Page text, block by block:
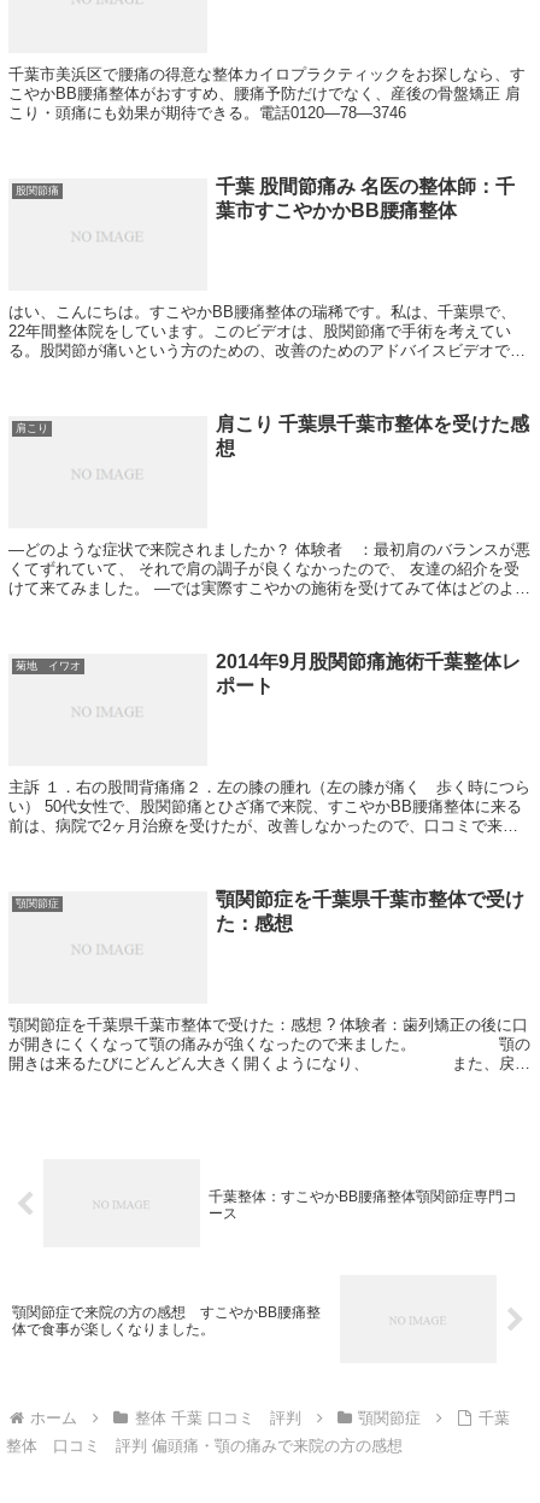
千葉市美浜区で腰痛の得意な整体カイロプラクティックをお探しなら、す
こやかBB腰痛整体がおすすめ、腰痛予防だけでなく、産後の骨盤矯正 肩
こり・頭痛にも効果が期待できる。電話0120―78―3746
股関節痛
千葉 股間節痛み 名医の整体師：千
葉市すこやかかBB腰痛整体
はい、こんにちは。すこやかBB腰痛整体の瑞稀です。私は、千葉県で、
22年間整体院をしています。このビデオは、股関節痛で手術を考えてい
る。股関節が痛いという方のための、改善のためのアドバイスビデオで
肩こり
肩こり 千葉県千葉市整体を受けた感
想
―どのような症状で来院されましたか？ 体験者 ：最初肩のバランスが悪
くてずれていて、 それで肩の調子が良くなかったので、 友達の紹介を受
けて来てみました。 ―では実際すこやかの施術を受けてみて体はどのよう
菊地 イワオ
2014年9月股関節痛施術千葉整体レ
ポート
主訴 １．右の股間背痛痛２．左の膝の腫れ（左の膝が痛く 歩く時につら
い） 50代女性で、股関節痛とひざ痛で来院、すこやかBB腰痛整体に来る
前は、病院で2ヶ月治療を受けたが、改善しなかったので、口コミで来院
顎関節症
顎関節症を千葉県千葉市整体で受け
た：感想
顎関節症を千葉県千葉市整体で受けた：感想 ? 体験者：歯列矯正の後に口
が開きにくくなって顎の痛みが強くなったので来ました。 顎の
開きは来るたびにどんどん大きく開くようになり、 また、戻っ
千葉整体：すこやかBB腰痛整体顎関節症専門コ
ース
顎関節症で来院の方の感想 すこやかBB腰痛整
体で食事が楽しくなりました。
ホーム 整体 千葉 口コミ 評判 顎関節症
千葉
整体 口コミ 評判 偏頭痛・顎の痛みで来院の方の感想